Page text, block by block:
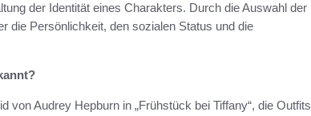
der Identität eines Charakters. Durch die Auswahl der
die Persönlichkeit, den sozialen Status und die
Audrey Hepburn in „Frühstück bei Tiffany“, die Outfits